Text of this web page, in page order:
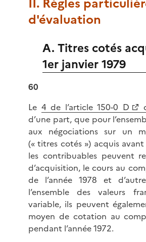
d'évaluation
A. Titres cotés
1er janvier 1979
60
Le 4 de l’article 150-0 D
d’une part, que pour
aux négociations sur un
(« titres cotés ») acquis avant
les contribuables peuvent
d’acquisition, le cours au
de l’année 1978 et
l’ensemble des valeurs
variable, ils peuvent
moyen de cotation au
pendant l’année 1972.